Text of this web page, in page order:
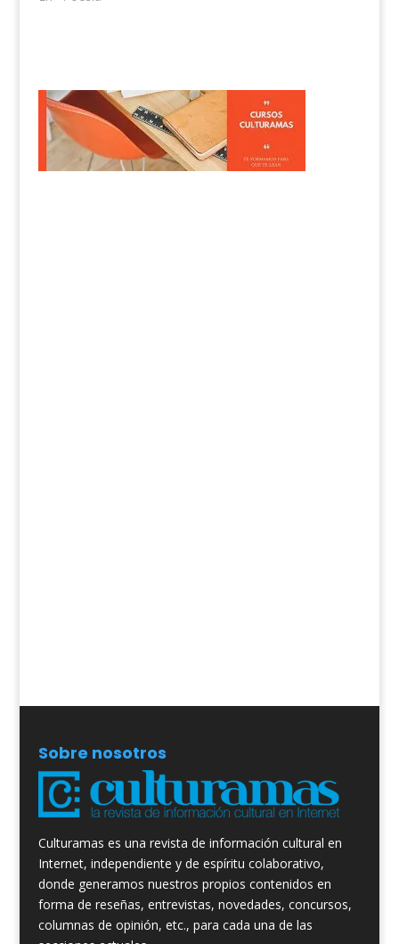
Sobre nosotros
Culturamas es una revista de información cultural en
Internet, independiente y de espíritu colaborativo,
donde generamos nuestros propios contenidos en
forma de reseñas, entrevistas, novedades, concursos,
columnas de opinión, etc., para cada una de las